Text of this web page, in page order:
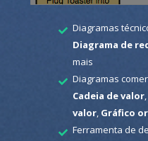
Diagramas
Diagrama de
mais
Diagramas
Cadeia de valor,
valor, Gráfico
Ferramenta de